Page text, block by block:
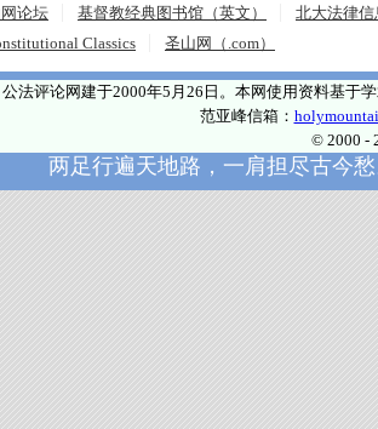
论坛 基督教经典图书馆（英文）
北大法律信
Classics
圣山网（.com）
公法评论网建于2000年5月26日。本网使用资料基于
范亚峰信箱：
© 2000 -
两足行遍天地路，一肩担尽古今